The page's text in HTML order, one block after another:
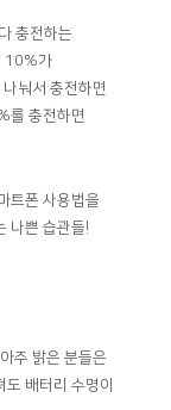
충전하는
10%가
눠서 충전하면
를 충전하면
트폰 사용법을
나쁜 습관들!
주 밝은 분들은
배터리 수명이